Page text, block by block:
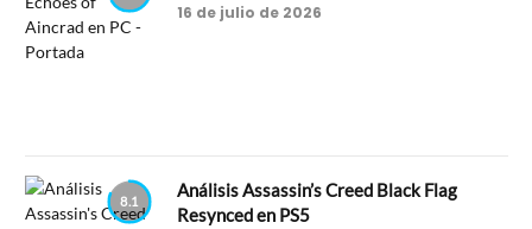
16 de julio de 2026
8.1
Análisis Assassin’s Creed Black Flag
Resynced en PS5